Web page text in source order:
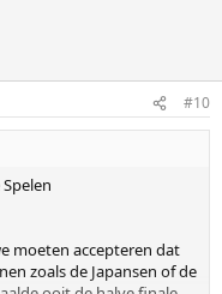
#10
moeten accepteren dat
zoals de Japansen of de